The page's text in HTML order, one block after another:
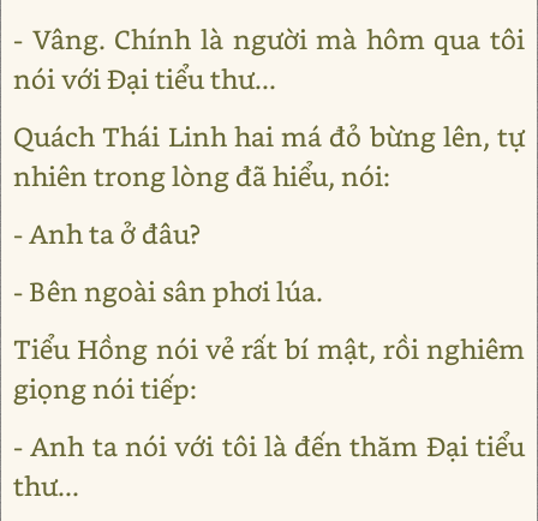
- Vâng. Chính là người mà hôm qua tôi
nói với Đại tiểu thư...
Quách Thái Linh hai má đỏ bừng lên, tự
nhiên trong lòng đã hiểu, nói:
- Anh ta ở đâu?
- Bên ngoài sân phơi lúa.
Tiểu Hồng nói vẻ rất bí mật, rồi nghiêm
giọng nói tiếp:
- Anh ta nói với tôi là đến thăm Đại tiểu
thư...